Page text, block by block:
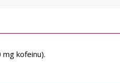
mg kofeinu).